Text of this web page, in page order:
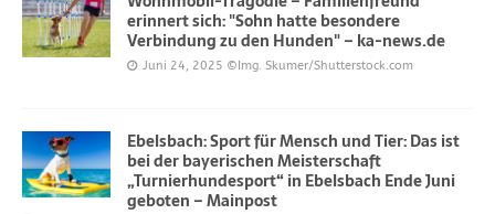
erinnert sich: "Sohn hatte besondere
Verbindung zu den Hunden" – ka-news.de
Juni 24, 2025 ©Img. Skumer/Shutterstock.com
Ebelsbach: Sport für Mensch und Tier: Das ist
bei der bayerischen Meisterschaft
„Turnierhundesport“ in Ebelsbach Ende Juni
geboten – Mainpost